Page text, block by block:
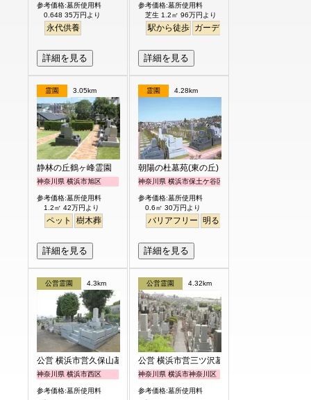
参考価格:墓所使用料
0.648 35万円より
永代供養
詳細を見る
参考価格:墓所使用料
芝生 1.2㎡ 96万円より
駅から徒歩 ガーデニング
詳細を見る
霊園 3.05km
静林の丘鶴ヶ峰霊園
神奈川県 横浜市旭区
参考価格:墓所使用料
1.2㎡ 42万円より
ペット 樹木葬
詳細を見る
霊園 4.28km
朝陽の杜墓苑(東の丘)
神奈川県 横浜市保土ケ谷区
参考価格:墓所使用料
0.6㎡ 30万円より
バリアフリー 明るい
詳細を見る
公営霊園 4.3km
公営 横浜市営久保山墓地
神奈川県 横浜市西区
参考価格:墓所使用料
公営霊園 4.32km
公営 横浜市営三ツ沢墓地
神奈川県 横浜市神奈川区
参考価格:墓所使用料